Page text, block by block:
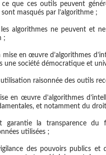
que ces outils peuvent
sont masqués par l’algorithme ;
algorithmes ne peuvent et
;
mise en œuvre d’algorithmes
une société démocratique et
raisonnée des outils
en œuvre d’algorithmes
et notamment du
garantie la transparence du
utilisées ;
des pouvoirs publics et